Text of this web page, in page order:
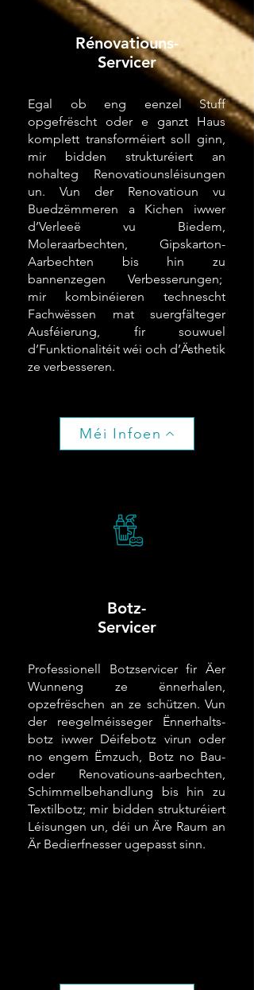
Rénovatiouns-
Servicer
Egal ob eng eenzel Stuff
opgefrëscht oder e ganzt Haus
komplett transforméiert soll ginn,
mir bidden strukturéiert an
nohalteg Renovatiounsléisungen
un. Vun der Renovatioun vu
Buedzëmmeren a Kichen iwwer
d’Verleeë vu Biedem,
Moleraarbechten, Gipskarton-
Aarbechten bis hin zu
bannenzegen Verbesserungen;
mir kombinéieren technescht
Fachwëssen mat suergfälteger
Ausféierung, fir souwuel
d’Funktionalitéit wéi och d’Ästhetik
ze verbesseren.
Méi Infoen
Botz-
Servicer
Professionell Botzservicer fir Äer
Wunneng ze ënnerhalen,
opzefrëschen an ze schützen. Vun
der reegelméisseger Ënnerhalts-
botz iwwer Déifebotz virun oder
no engem Ëmzuch, Botz no Bau-
oder Renovatiouns-aarbechten,
Schimmelbehandlung bis hin zu
Textilbotz; mir bidden strukturéiert
Léisungen un, déi un Äre Raum an
Är Bedierfnesser ugepasst sinn.